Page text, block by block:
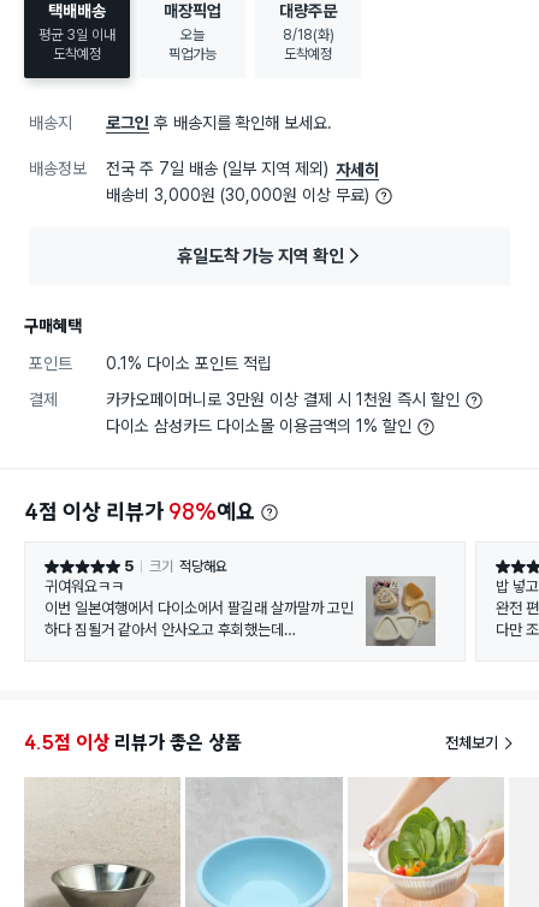
택배배송
평균 3일 이내
도착예정
매장픽업
오늘
픽업가능
대량주문
8/18(화)
도착예정
배송지 로그인 후 배송지를 확인해 보세요.
배송정보 전국 주 7일 배송 (일부 지역 제외) 자세히
배송비 3,000원 (30,000원 이상 무료)
휴일도착 가능 지역 확인
구매혜택
포인트
0.1% 다이소 포인트 적립
결제
카카오페이머니로 3만원 이상 결제 시 1천원 즉시 할인
다이소 삼성카드 다이소몰 이용금액의 1% 할인
4점 이상 리뷰가 98%예요
별점 5점 5 크기 적당해요
귀여워요ㅋㅋ
이번 일본여행에서 다이소에서 팔길래 살까말까 고민
하다 짐될거 같아서 안사오고 후회했는데
요.
별점 5
밥 넣
완전
다만
4.5점 이상 리뷰가 좋은 상품 전체보기